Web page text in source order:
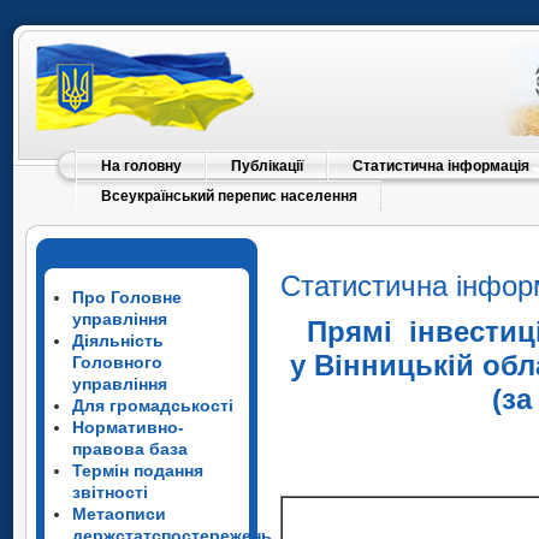
На головну Публікації
Статистична інформація
Всеукраїнський перепис населення
Про Головне
управління
Діяльність
Головного
управління
Для громадськості
Нормативно-
правова база
Термін подання
звітності
Метаописи
Статистична
Прямі
у Вінницькій